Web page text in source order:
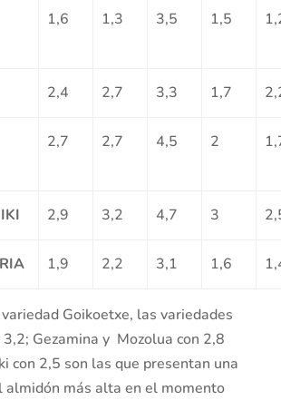
1,6 1,3 3,5 1,5
2,4 2,7 3,3 1,7
2,7 2,7 4,5 2
2,9 3,2 4,7 3
1,9 2,2 3,1 1,6
Goikoetxe, las variedades
3,2; Gezamina y Mozolua con 2,8
con 2,5 son las que presentan una
almidón más alta en el momento